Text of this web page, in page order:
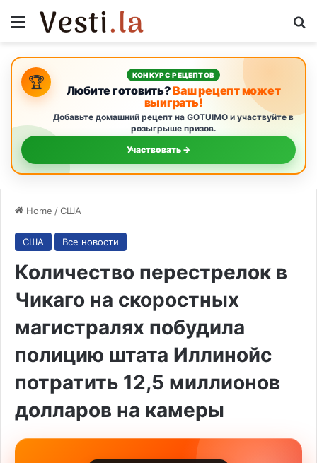
Menu
🏆 КОНКУРС РЕЦЕПТОВ
Любите готовить?Ваш рецепт может
выиграть!
Добавьте домашний рецепт на GOTUIMO и участвуйте в
розыгрыше призов.
Участвовать →
Home /США
США Все новости
Количество перестрелок в
Чикаго на скоростных
магистралях побудила
полицию штата Иллинойс
потратить 12,5 миллионов
долларов на камеры